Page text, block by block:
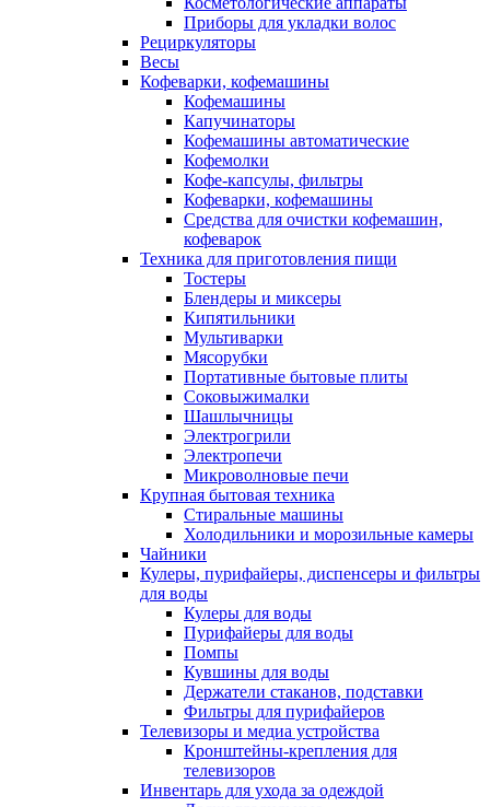
Приборы для укладки волос
Рециркуляторы
Весы
Кофеварки, кофемашины
Кофемашины
Капучинаторы
Кофемашины автоматические
Кофемолки
Кофе-капсулы, фильтры
Кофеварки, кофемашины
Средства для очистки кофемашин,
кофеварок
Техника для приготовления пищи
Тостеры
Блендеры и миксеры
Кипятильники
Мультиварки
Мясорубки
Портативные бытовые плиты
Соковыжималки
Шашлычницы
Электрогрили
Электропечи
Микроволновые печи
Крупная бытовая техника
Стиральные машины
Холодильники и морозильные камеры
Чайники
Кулеры, пурифайеры, диспенсеры и фильтры
для воды
Кулеры для воды
Пурифайеры для воды
Помпы
Кувшины для воды
Держатели стаканов, подставки
Фильтры для пурифайеров
Телевизоры и медиа устройства
Кронштейны-крепления для
телевизоров
Инвентарь для ухода за одеждой